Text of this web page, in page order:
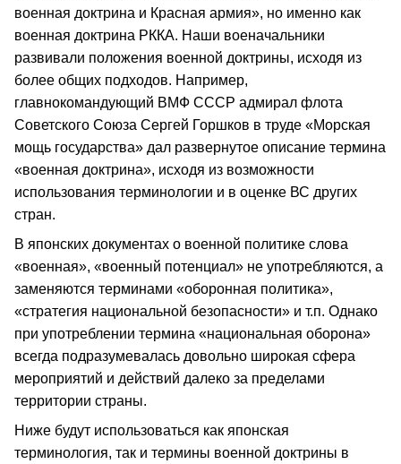
военная доктрина и Красная армия», но именно как
военная доктрина РККА. Наши военачальники
развивали положения военной доктрины, исходя из
более общих подходов. Например,
главнокомандующий ВМФ СССР адмирал флота
Советского Союза Сергей Горшков в труде «Морская
мощь государства» дал развернутое описание термина
«военная доктрина», исходя из возможности
использования терминологии и в оценке ВС других
стран.
В японских документах о военной политике слова
«военная», «военный потенциал» не употребляются, а
заменяются терминами «оборонная политика»,
«стратегия национальной безопасности» и т.п. Однако
при употреблении термина «национальная оборона»
всегда подразумевалась довольно широкая сфера
мероприятий и действий далеко за пределами
территории страны.
Ниже будут использоваться как японская
терминология, так и термины военной доктрины в